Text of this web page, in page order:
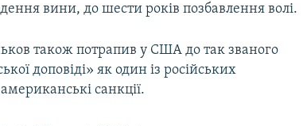
вини, до шести років позбавлення волі.
також потрапив у США до так званого
доповіді» як один із російських
санкції.